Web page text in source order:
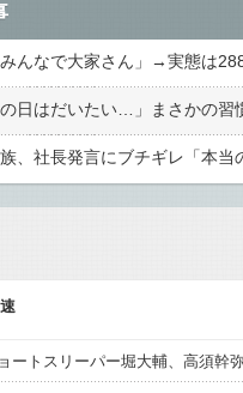
んなで大家さん」→実態は
日はだいたい…」まさかの習
、社長発言にブチギレ「本当
ートスリーパー堀大輔、高須幹